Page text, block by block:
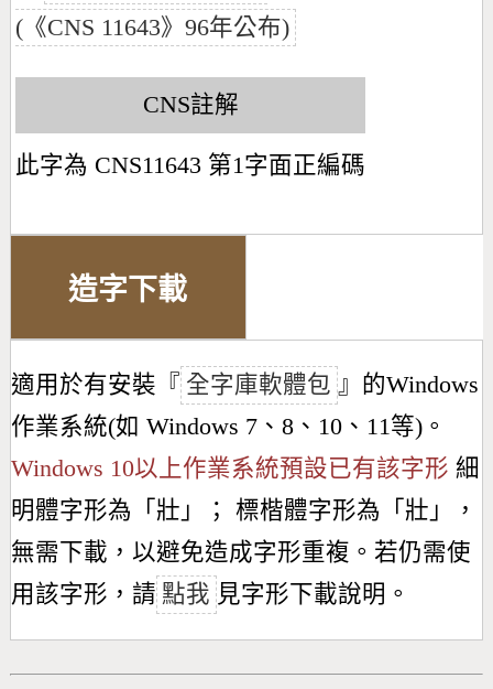
(《CNS 11643》96年公布)
CNS註解
此字為 CNS11643 第1字面正編碼
造字下載
適用於有安裝『 全字庫軟體包 』的Windows
作業系統(如 Windows 7、8、10、11等)。
Windows 10以上作業系統預設已有該字形 細
明體字形為「 壯 」； 標楷體字形為「 壯 」，
無需下載，以避免造成字形重複。若仍需使
用該字形，請 點我 見字形下載說明。